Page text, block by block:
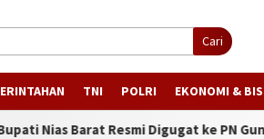
Cari
TNI POLRI EKONOMI &
Resmi Digugat ke PN Gunungsitoli